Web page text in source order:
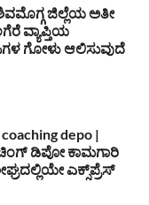
ಜಿಲ್ಲೆಯ ಅತೀ
ವ್ಯಾಪ್ತಿಯ
ಗೋಳು ಆಲಿಸುವುದೆ
depo |
ಡಿಪೋ ಕಾಮಗಾರಿ
ಎಕ್ಸ್‌ಪ್ರೆಸ್